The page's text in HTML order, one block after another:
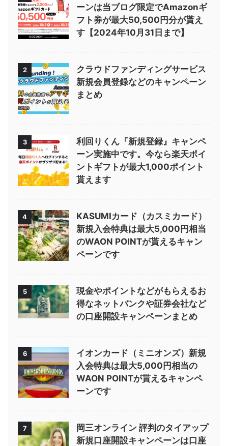
ーンは当ブログ限定でAmazonギ
フト券が最大50,500円分が貰え
す【2024年10月31日まで】
2
クラウドファンディングサービス
新規会員登録などのキャンペーン
まとめ
3
利回りくん『新規登録』キャンペ
ーン実施中です。今なら楽天ポイ
ントギフトが最大1,000ポイント
貰えます
4
KASUMIカード（カスミカード）
新規入会特典は最大5,000円相当
のWAON POINTが貰えるキャン
ペーンです
5
現金やポイントなどがもらえるお
得なネットバンクや証券会社など
の口座開設キャンペーンまとめ
6
イオンカード（ミニオンズ）新規
入会特典は最大5,000円相当の
WAON POINTが貰えるキャンペ
ーンです
7
岡三オンライン 評判のタイアップ
新規口座開設キャンペーンは口座